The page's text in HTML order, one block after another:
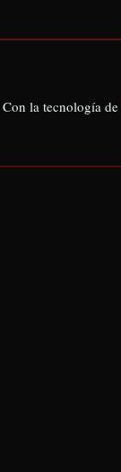
la tecnología de